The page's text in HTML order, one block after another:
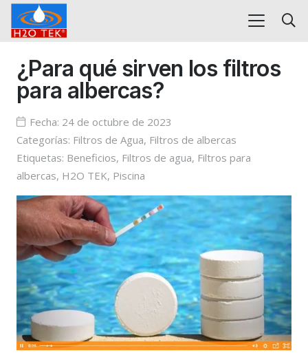
¿Para qué sirven los filtros
para albercas?
Fecha: 24 de octubre de 2023
Categorías: Filtros de Agua, Filtros de albercas
Etiquetas: Beneficios, Filtros de agua, Filtros para
albercas, H2O TEK, Piscina